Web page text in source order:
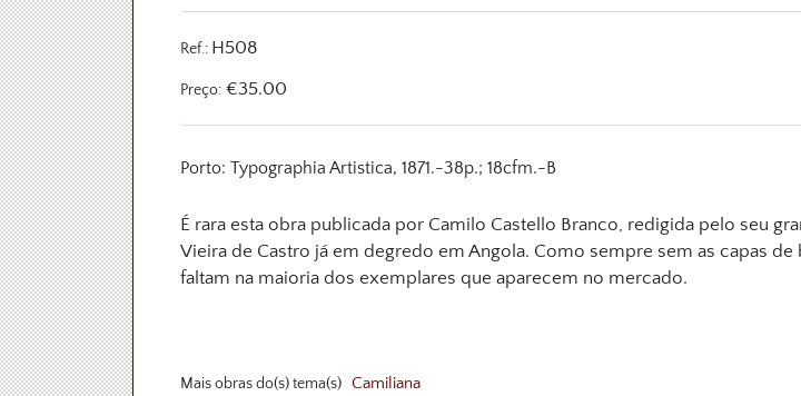
Ref.: H508
Preço: €35.00
Porto: Typographia Artistica, 1871.-38p.; 18cfm.-B
É rara esta obra publicada por Camilo Castello Branco, redigida pelo seu
Vieira de Castro já em degredo em Angola. Como sempre sem as capas de
faltam na maioria dos exemplares que aparecem no mercado.
Mais obras do(s) tema(s) Camiliana